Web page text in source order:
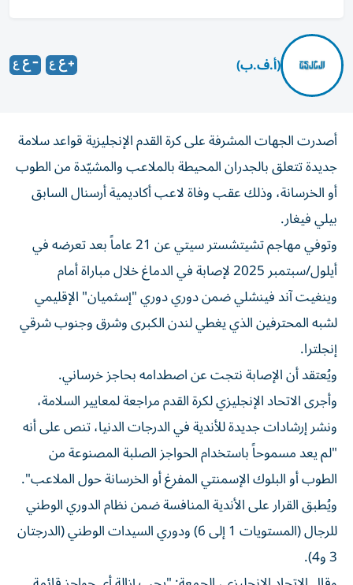
(أ.ف.ب)
أصدرت الجهات المشرفة على كرة القدم الإنجليزية قواعد سلامة
جديدة تتعلق بالجدران المحيطة بالملاعب والمشيّدة من الطوب
أو الخرسانة، وذلك عقب وفاة لاعب أكاديمية أرسنال السابق
بيلي فيغار.
وتوفي مهاجم تشيتشستر سيتي عن 21 عاماً بعد تعرضه في
أيلول/سبتمبر 2025 لإصابة في الدماغ خلال مباراة أمام
وينغيت آند فينشلي ضمن دوري دوري "إسثميان" الإقليمي
لشبه المحترفين الذي يغطي لندن الكبرى وشرق وجنوب شرقي
إنجلترا.
ويُعتقد أن الإصابة نتجت عن اصطدامه بحاجز خرساني.
وأجرى الاتحاد الإنجليزي لكرة القدم مراجعة لمعايير السلامة،
ونشر إرشادات جديدة للأندية في الدرجات الدنيا، تنص على أنه
"لم يعد مسموحاً باستخدام الحواجز الصلبة المصنوعة من
الطوب أو البلوك الإسمنتي المفرغ أو الخرسانة حول الملاعب".
ويُطبق القرار على الأندية المنافسة ضمن نظام الدوري الوطني
للرجال (المستويات 1 إلى 6) ودوري السيدات الوطني (الدرجتان
3 و4).